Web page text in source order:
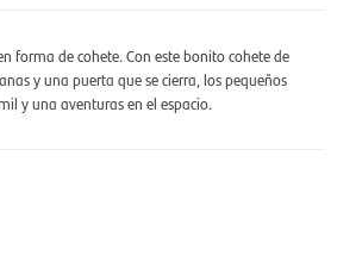
forma de cohete. Con este bonito cohete de
y una puerta que se cierra, los pequeños
y una aventuras en el espacio.